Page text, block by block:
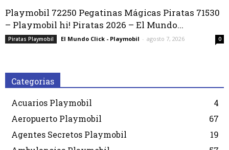
Playmobil 72250 Pegatinas Mágicas Piratas 71530
– Playmobil hi! Piratas 2026 – El Mundo...
Piratas Playmobil El Mundo Click - Playmobil - agosto 7, 2026 0
Categorias
Acuarios Playmobil
4
Aeropuerto Playmobil
67
Agentes Secretos Playmobil
19